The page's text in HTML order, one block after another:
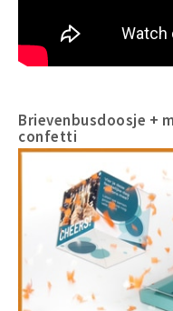
Brievenbusdoosje +
confetti